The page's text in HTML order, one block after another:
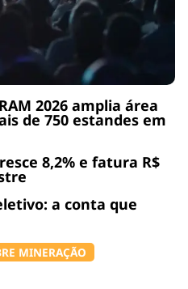
2026 amplia área
de 750 estandes em
8,2% e fatura R$
a conta que
MINERAÇÃO